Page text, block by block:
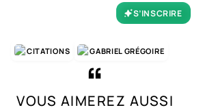
S’INSCRIRE
CITATIONS GABRIEL GRÉGOIRE
VOUS AIMEREZ AUSSI